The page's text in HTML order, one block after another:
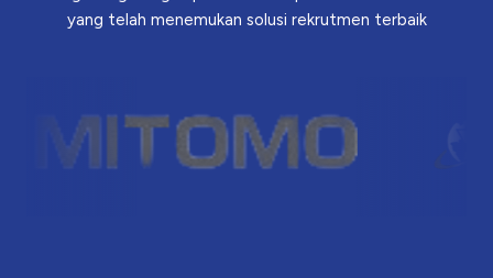
yang telah menemukan solusi rekrutmen terbaik